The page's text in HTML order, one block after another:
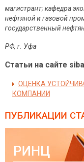
магистрант; кафедра
нефтяной и газовой
государственный
РФ, г Уфа
Статьи на сайте
ОЦЕНКА
КОМПАНИИ
ПУБЛИКАЦИИ
РИНЦ